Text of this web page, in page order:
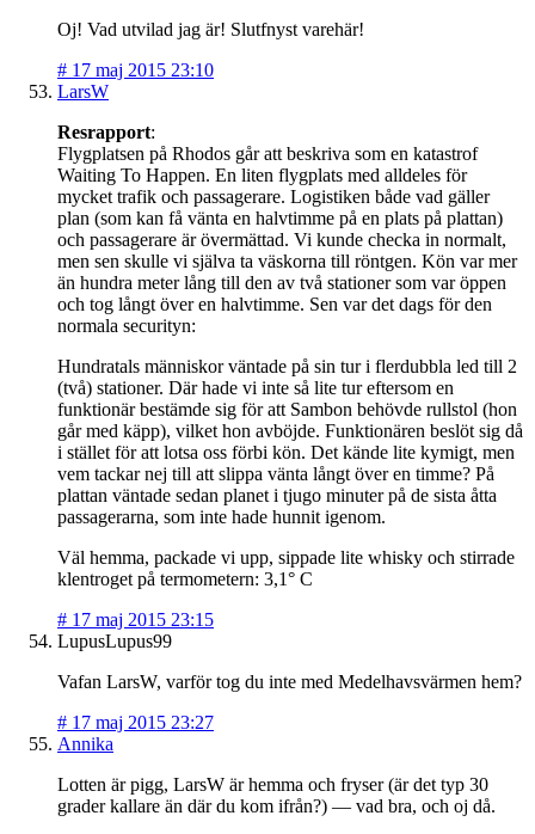
Oj! Vad utvilad jag är! Slutfnyst varehär!
# 17 maj 2015 23:10
LarsW
Resrapport:
Flygplatsen på Rhodos går att beskriva som en katastrof
Waiting To Happen. En liten flygplats med alldeles för
mycket trafik och passagerare. Logistiken både vad gäller
plan (som kan få vänta en halvtimme på en plats på plattan)
och passagerare är övermättad. Vi kunde checka in normalt,
men sen skulle vi själva ta väskorna till röntgen. Kön var mer
än hundra meter lång till den av två stationer som var öppen
och tog långt över en halvtimme. Sen var det dags för den
normala securityn:
Hundratals människor väntade på sin tur i flerdubbla led till 2
(två) stationer. Där hade vi inte så lite tur eftersom en
funktionär bestämde sig för att Sambon behövde rullstol (hon
går med käpp), vilket hon avböjde. Funktionären beslöt sig då
i stället för att lotsa oss förbi kön. Det kände lite kymigt, men
vem tackar nej till att slippa vänta långt över en timme? På
plattan väntade sedan planet i tjugo minuter på de sista åtta
passagerarna, som inte hade hunnit igenom.
Väl hemma, packade vi upp, sippade lite whisky och stirrade
klentroget på termometern: 3,1° C
# 17 maj 2015 23:15
LupusLupus99
Vafan LarsW, varför tog du inte med Medelhavsvärmen hem?
# 17 maj 2015 23:27
Annika
Lotten är pigg, LarsW är hemma och fryser (är det typ 30
grader kallare än där du kom ifrån?) — vad bra, och oj då.